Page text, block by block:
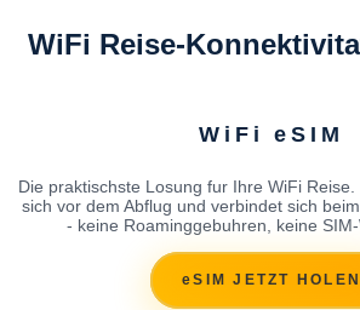
WiFi Reise-
WiFi eSIM
Die praktischste Losung fur Ihre WiFi
sich vor dem Abflug und verbindet sich
- keine Roaminggebuhren, keine SIM-
eSIM JETZT HOLEN